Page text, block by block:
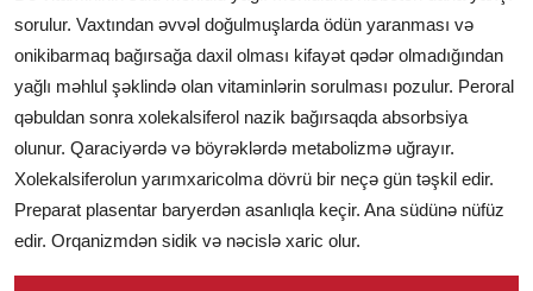
sorulur. Vaxtından əvvəl doğulmuşlarda ödün yaranması və
onikibarmaq bağırsağa daxil olması kifayət qədər olmadığından
yağlı məhlul şəklində olan vitaminlərin sorulması pozulur. Peroral
qəbuldan sonra xolekalsiferol nazik bağırsaqda absorbsiya
olunur. Qaraciyərdə və böyrəklərdə metabolizmə uğrayır.
Xolekalsiferolun yarımxaricolma dövrü bir neçə gün təşkil edir.
Preparat plasentar baryerdən asanlıqla keçir. Ana südünə nüfüz
edir. Orqanizmdən sidik və nəcislə xaric olur.